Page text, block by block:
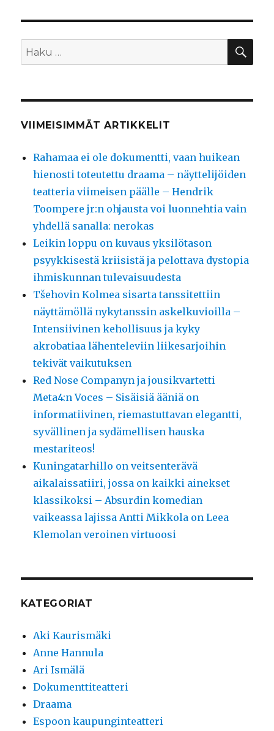
Etsi:
VIIMEISIMMÄT ARTIKKELIT
Rahamaa ei ole dokumentti, vaan huikean
hienosti toteutettu draama – näyttelijöiden
teatteria viimeisen päälle – Hendrik
Toompere jr:n ohjausta voi luonnehtia vain
yhdellä sanalla: nerokas
Leikin loppu on kuvaus yksilötason
psyykkisestä kriisistä ja pelottava dystopia
ihmiskunnan tulevaisuudesta
Tšehovin Kolmea sisarta tanssitettiin
näyttämöllä nykytanssin askelkuvioilla –
Intensiivinen kehollisuus ja kyky
akrobatiaa lähenteleviin liikesarjoihin
tekivät vaikutuksen
Red Nose Companyn ja jousikvartetti
Meta4:n Voces – Sisäisiä ääniä on
informatiivinen, riemastuttavan elegantti,
syvällinen ja sydämellisen hauska
mestariteos!
Kuningatarhillo on veitsenterävä
aikalaissatiiri, jossa on kaikki ainekset
klassikoksi – Absurdin komedian
vaikeassa lajissa Antti Mikkola on Leea
Klemolan veroinen virtuoosi
KATEGORIAT
Aki Kaurismäki
Anne Hannula
Ari Ismälä
Dokumenttiteatteri
Draama
Espoon kaupunginteatteri